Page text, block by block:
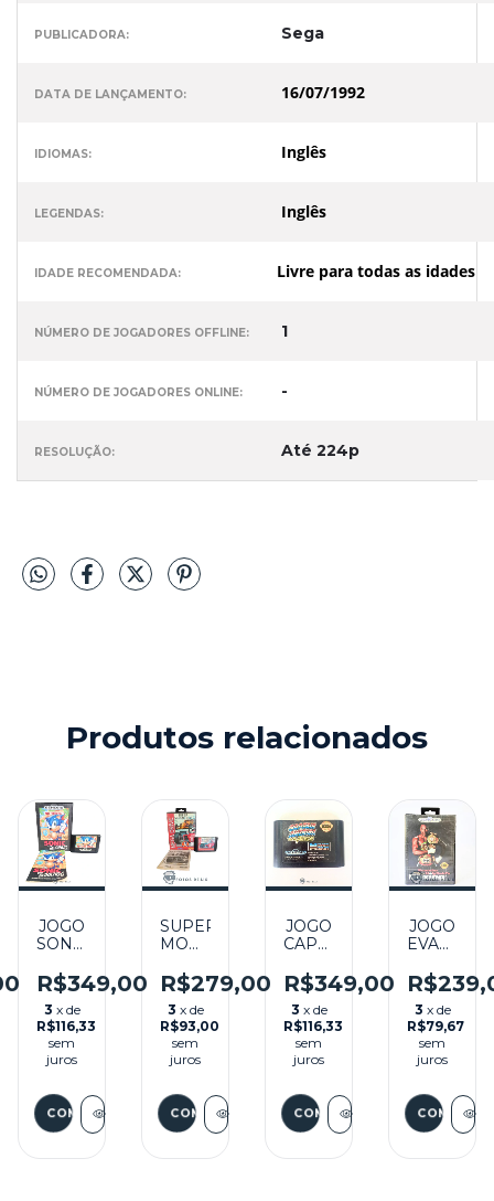
PUBLICADORA: Sega
DATA DE LANÇAMENTO: 16/07/1992
IDIOMAS: Inglês
LEGENDAS: Inglês
IDADE RECOMENDADA: Livre para todas as idades
NÚMERO DE JOGADORES OFFLINE: 1
NÚMERO DE JOGADORES ONLINE: -
RESOLUÇÃO: Até 224p
Produtos relacionados
JOGO
SONIC
HEDGEHOG
NA
CAIXA
SEMINOVO
-
MEGA
R$349,00
3 x de
R$116,33
sem
juros
SUPER
MONACO
NA
CAIXA
SEMINOVO
-
MEGA
DRIVE
R$279,00
3 x de
R$93,00
sem
juros
JOGO
CAPTAIN
AND
THE
AVENGERS
SEMINOVO
-
MEGA
R$349,00
3 x de
R$116,33
sem
juros
JOGO
EVANDER
REAL
DEAL
BOXING
-
MEGA
3 x de
R$79,67
sem
juros